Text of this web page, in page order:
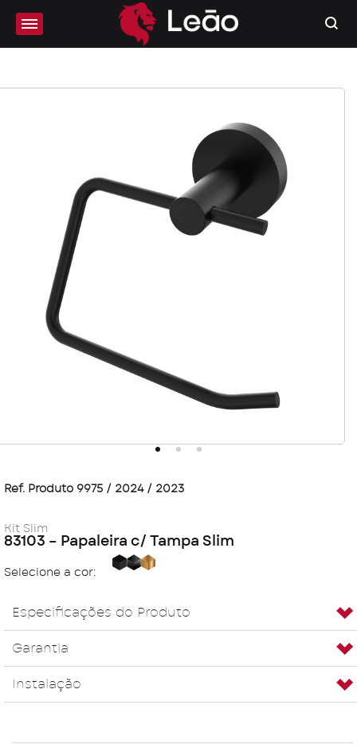
Ref. Produto 9975 / 2024 / 2023
Kit Slim
83103 – Papaleira c/ Tampa Slim
Selecione a cor: BlackCarbon
Especificações do Produto
Garantia
Instalação